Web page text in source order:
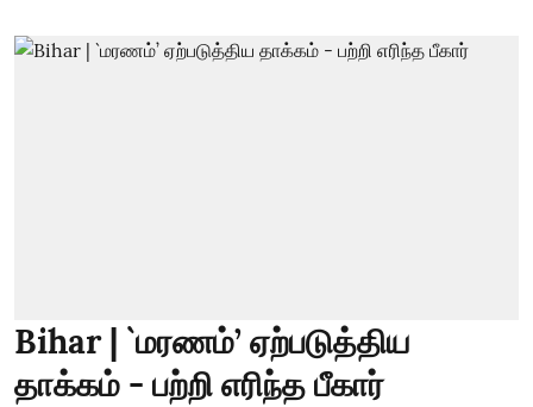
Bihar | `மரணம்’ ஏற்படுத்திய
தாக்கம் - பற்றி எரிந்த பீகார்